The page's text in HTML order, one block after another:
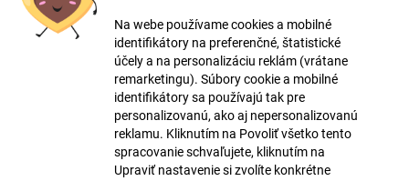
Na webe používame cookies a mobilné
identifikátory na preferenčné, štatistické
účely a na personalizáciu reklám (vrátane
remarketingu). Súbory cookie a mobilné
identifikátory sa používajú tak pre
personalizovanú, ako aj nepersonalizovanú
reklamu. Kliknutím na Povoliť všetko tento
spracovanie schvaľujete, kliknutím na
Upraviť nastavenie si zvolíte konkrétne
Pri tvorbe obsahu mohli byť použité nástroje umelej inteligencie. Viac
© Copyright ECLIPSERA s.r.o.
Všetky práva vyhradené
Česká verze